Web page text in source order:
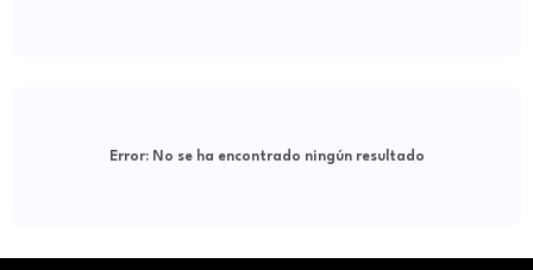
Error:No se ha encontrado ningún resultado